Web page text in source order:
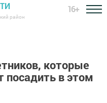
район
16+
которые
посадить в этом